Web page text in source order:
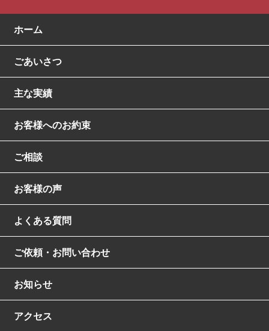
ホーム
ごあいさつ
主な実績
お客様へのお約束
ご相談
お客様の声
よくある質問
ご依頼・お問い合わせ
お知らせ
アクセス